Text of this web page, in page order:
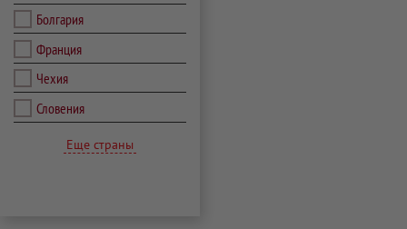
Болгария
Франция
Чехия
Словения
Еще страны